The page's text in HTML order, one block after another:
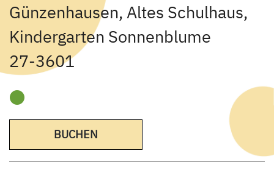
Günzenhausen, Altes Schulhaus,
Kindergarten Sonnenblume
27-3601
BUCHEN